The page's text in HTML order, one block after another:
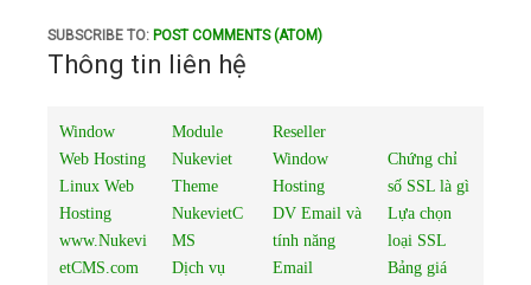
SUBSCRIBE TO: POST COMMENTS (ATOM)
Thông tin liên hệ
Window
Web Hosting
Linux Web
Hosting
www.Nukevi
etCMS.com
Module
Nukeviet
Theme
NukevietC
MS
Dịch vụ
Reseller
Window
Hosting
DV Email và
tính năng
Email
Chứng chỉ
số SSL là gì
Lựa chọn
loại SSL
Bảng giá